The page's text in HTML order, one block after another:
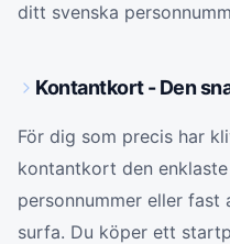
ditt svenska
Kontantkort - Den
För dig som precis har
kontantkort den
personnummer eller
surfa. Du köper ett